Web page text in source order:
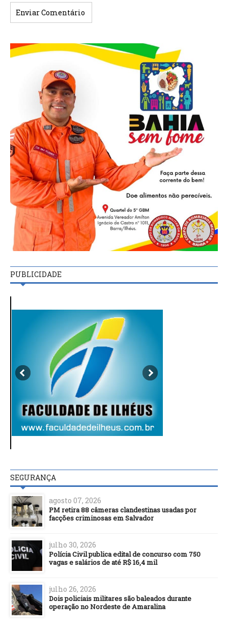
PUBLICIDADE
SEGURANÇA
agosto 07, 2026
PM retira 88 câmeras clandestinas usadas por
facções criminosas em Salvador
julho 30, 2026
Polícia Civil publica edital de concurso com 750
vagas e salários de até R$ 16,4 mil
julho 26, 2026
Dois policiais militares são baleados durante
operação no Nordeste de Amaralina